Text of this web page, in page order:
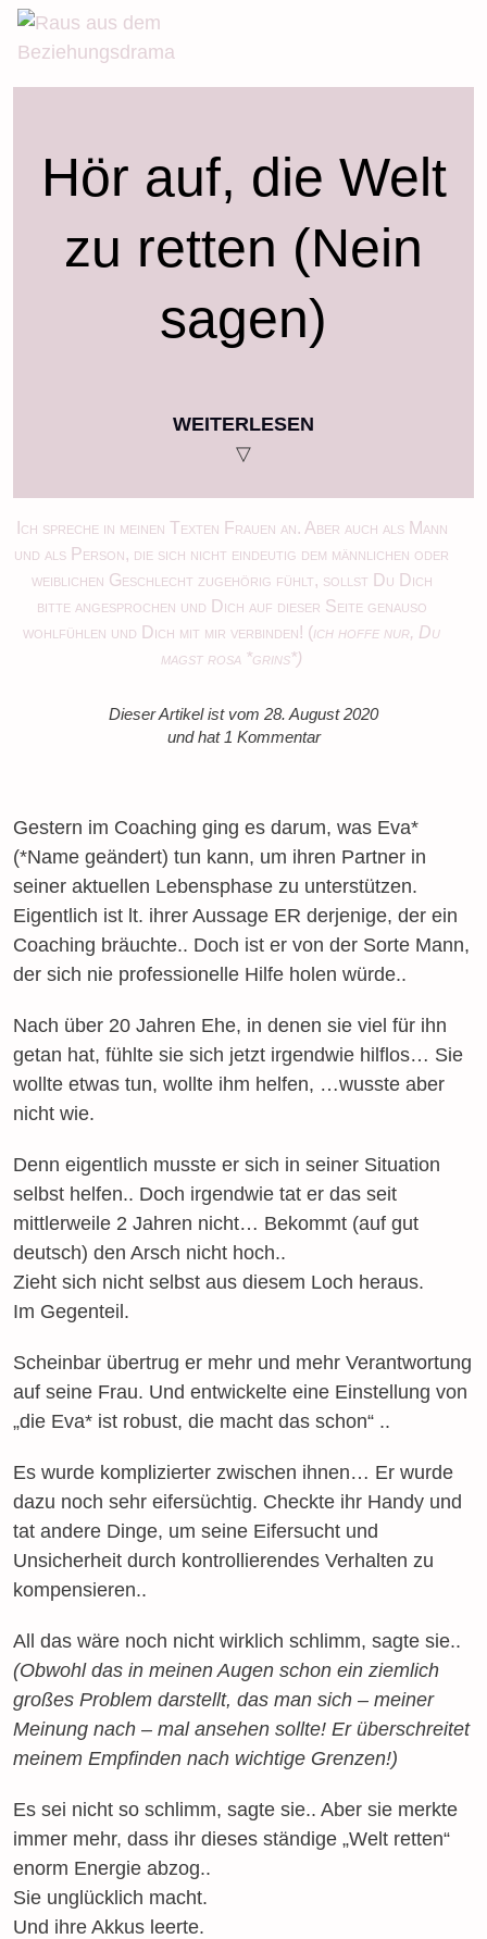
Skip
Hör auf, die Welt
zu retten (Nein
sagen)
WEITERLESEN
▽
Ich spreche in meinen Texten Frauen an. Aber auch als Mann
und als Person, die sich nicht eindeutig dem männlichen oder
weiblichen Geschlecht zugehörig fühlt, sollst Du Dich
bitte angesprochen und Dich auf dieser Seite genauso
wohlfühlen und Dich mit mir verbinden! (ich hoffe nur, Du
magst rosa *grins*)
Dieser Artikel ist vom 28. August 2020
und hat 1 Kommentar
Gestern im Coaching ging es darum, was Eva*
(*Name geändert) tun kann, um ihren Partner in
seiner aktuellen Lebensphase zu unterstützen.
Eigentlich ist lt. ihrer Aussage ER derjenige, der ein
Coaching bräuchte.. Doch ist er von der Sorte Mann,
der sich nie professionelle Hilfe holen würde..
Nach über 20 Jahren Ehe, in denen sie viel für ihn
getan hat, fühlte sie sich jetzt irgendwie hilflos… Sie
wollte etwas tun, wollte ihm helfen, …wusste aber
nicht wie.
Denn eigentlich musste er sich in seiner Situation
selbst helfen.. Doch irgendwie tat er das seit
mittlerweile 2 Jahren nicht… Bekommt (auf gut
deutsch) den Arsch nicht hoch..
Zieht sich nicht selbst aus diesem Loch heraus.
Im Gegenteil.
Scheinbar übertrug er mehr und mehr Verantwortung
auf seine Frau. Und entwickelte eine Einstellung von
„die Eva* ist robust, die macht das schon“ ..
Es wurde komplizierter zwischen ihnen… Er wurde
dazu noch sehr eifersüchtig. Checkte ihr Handy und
tat andere Dinge, um seine Eifersucht und
Unsicherheit durch kontrollierendes Verhalten zu
kompensieren..
All das wäre noch nicht wirklich schlimm, sagte sie..
(Obwohl das in meinen Augen schon ein ziemlich
großes Problem darstellt, das man sich – meiner
Meinung nach – mal ansehen sollte! Er überschreitet
meinem Empfinden nach wichtige Grenzen!)
Es sei nicht so schlimm, sagte sie.. Aber sie merkte
immer mehr, dass ihr dieses ständige „Welt retten“
enorm Energie abzog..
Sie unglücklich macht.
Und ihre Akkus leerte.